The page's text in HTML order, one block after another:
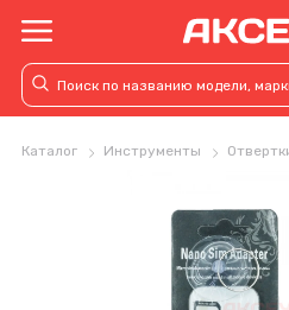
Каталог Инструменты